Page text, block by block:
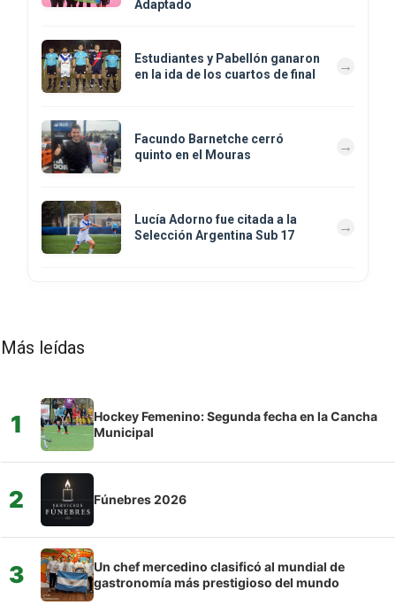
Adaptado
Estudiantes y Pabellón ganaron
en la ida de los cuartos de final
Facundo Barnetche cerró
quinto en el Mouras
Lucía Adorno fue citada a la
Selección Argentina Sub 17
Más leídas
1
Hockey Femenino: Segunda fecha en la Cancha
Municipal
2 Fúnebres 2026
3
Un chef mercedino clasificó al mundial de
gastronomía más prestigioso del mundo